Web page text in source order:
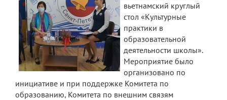
вьетнамский круглый
стол «Культурные
практики в
образовательной
деятельности школы».
Мероприятие было
организовано по
инициативе и при поддержке Комитета по
образованию, Комитета по внешним связям